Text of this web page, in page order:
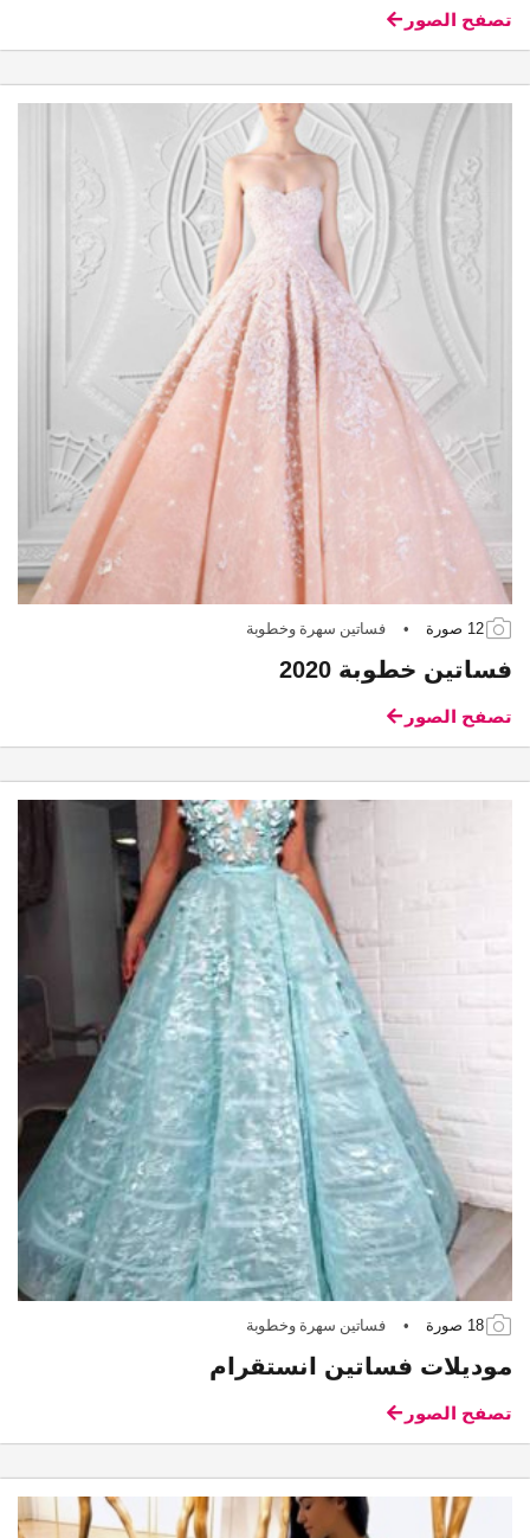
تصفح الصور
12 صورة • فساتين سهرة وخطوبة
فساتين خطوبة 2020
تصفح الصور
18 صورة • فساتين سهرة وخطوبة
موديلات فساتين انستقرام
تصفح الصور